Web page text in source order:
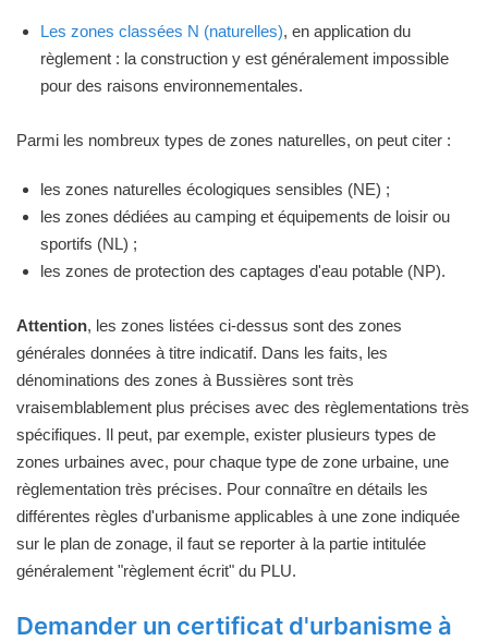
Les zones classées N (naturelles), en application du
règlement : la construction y est généralement impossible
pour des raisons environnementales.
Parmi les nombreux types de zones naturelles, on peut citer :
les zones naturelles écologiques sensibles (NE) ;
les zones dédiées au camping et équipements de loisir ou
sportifs (NL) ;
les zones de protection des captages d'eau potable (NP).
Attention, les zones listées ci-dessus sont des zones
générales données à titre indicatif. Dans les faits, les
dénominations des zones à Bussières sont très
vraisemblablement plus précises avec des règlementations très
spécifiques. Il peut, par exemple, exister plusieurs types de
zones urbaines avec, pour chaque type de zone urbaine, une
règlementation très précises. Pour connaître en détails les
différentes règles d'urbanisme applicables à une zone indiquée
sur le plan de zonage, il faut se reporter à la partie intitulée
généralement "règlement écrit" du PLU.
Demander un certificat d'urbanisme à